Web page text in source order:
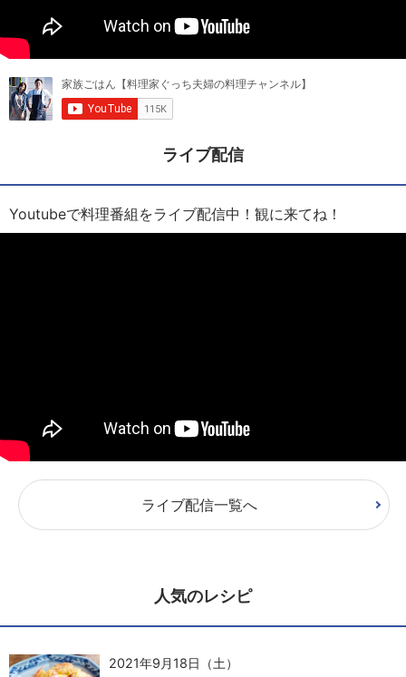
ライブ配信
Youtubeで料理番組をライブ配信中！観に来てね！
ライブ配信一覧へ
人気のレシピ
2021年9月18日（土）